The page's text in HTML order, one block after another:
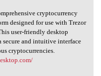
cryptocurrency
designed for use with Trezor
user-friendly desktop
secure and intuitive interface
cryptocurrencies.